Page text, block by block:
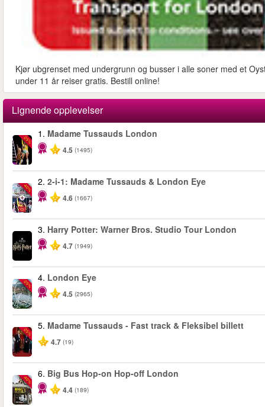
Kjør ubgrenset med undergrunn og busser i alle soner med et
under 11 år reiser gratis. Bestill online!
Lignende opplevelser
-25%
1. Madame Tussauds London
4.5 (1495)
-40%
2. 2-i-1: Madame Tussauds & London Eye
4.6 (1667)
3. Harry Potter: Warner Bros. Studio Tour London
4.7 (1949)
-25%
4. London Eye
4.5 (2965)
-25%
5. Madame Tussauds - Fast track & Fleksibel billett
4.7 (19)
-40%
6. Big Bus Hop-on Hop-off London
4.4 (189)